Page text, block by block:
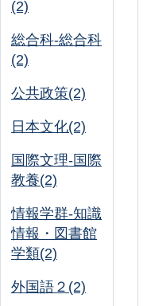
(2)
総合科-総合科
(2)
公共政策(2)
日本文化(2)
国際文理-国際
教養(2)
情報学群-知識
情報・図書館
学類(2)
外国語２(2)